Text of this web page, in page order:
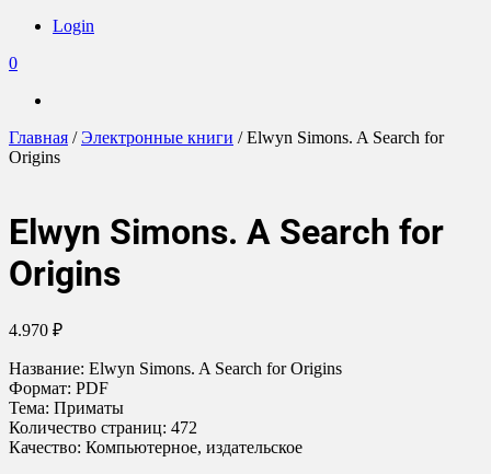
Login
0
Главная / Электронные книги / Elwyn Simons. A Search for
Origins
Elwyn Simons. A Search for
Origins
4.970 ₽
Название: Elwyn Simons. A Search for Origins
Формат: PDF
Тема: Приматы
Количество страниц: 472
Качество: Компьютерное, издательское